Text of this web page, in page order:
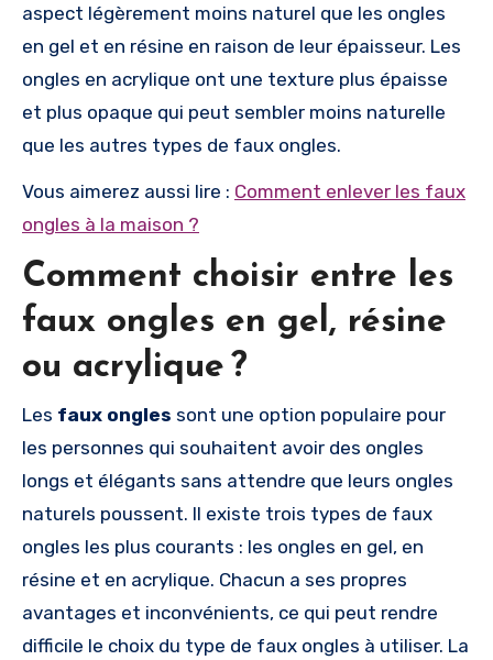
aspect légèrement moins naturel que les ongles
en gel et en résine en raison de leur épaisseur. Les
ongles en acrylique ont une texture plus épaisse
et plus opaque qui peut sembler moins naturelle
que les autres types de faux ongles.
Vous aimerez aussi lire : Comment enlever les faux
ongles à la maison ?
Comment choisir entre les
faux ongles en gel, résine
ou acrylique ?
Les faux ongles sont une option populaire pour
les personnes qui souhaitent avoir des ongles
longs et élégants sans attendre que leurs ongles
naturels poussent. Il existe trois types de faux
ongles les plus courants : les ongles en gel, en
résine et en acrylique. Chacun a ses propres
avantages et inconvénients, ce qui peut rendre
difficile le choix du type de faux ongles à utiliser. La